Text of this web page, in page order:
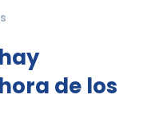
de los